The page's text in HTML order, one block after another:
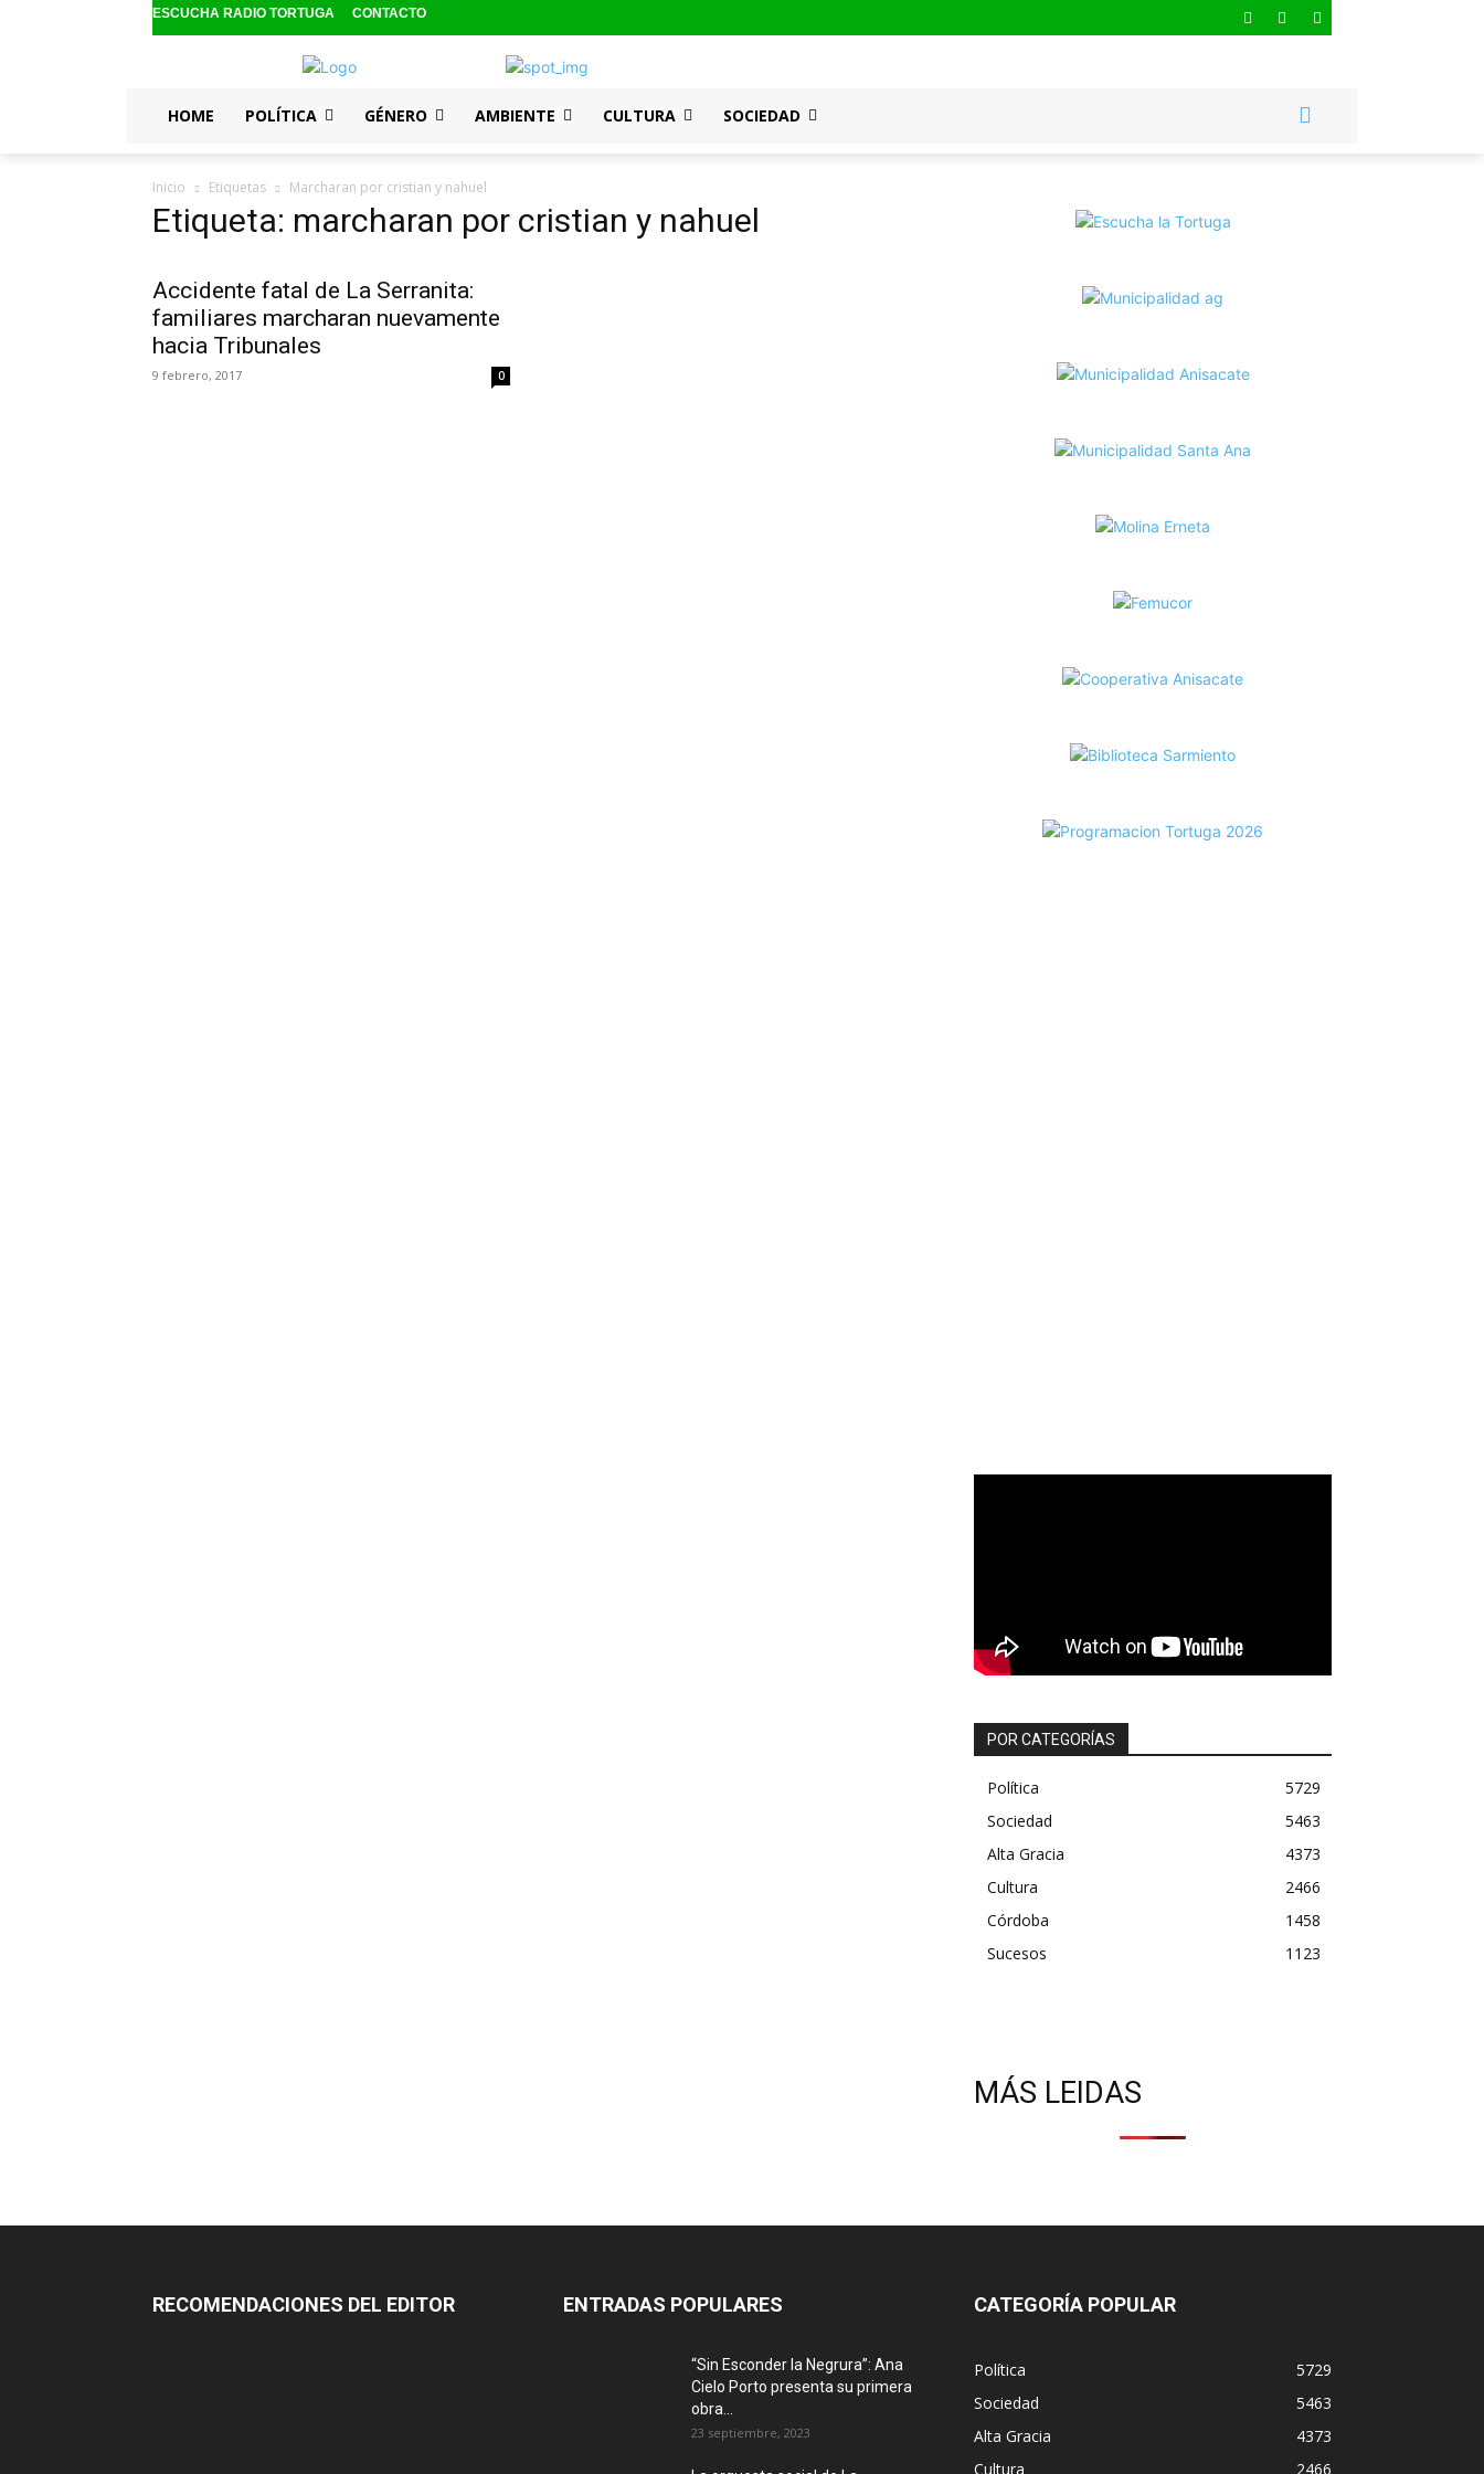
ESCUCHA RADIO TORTUGA CONTACTO
HOME POLÍTICA GÉNERO AMBIENTE CULTURA SOCIEDAD
Inicio Etiquetas Marcharan por cristian y nahuel
Etiqueta: marcharan por cristian y nahuel
Accidente fatal de La Serranita:
familiares marcharan nuevamente
hacia Tribunales
9 febrero, 2017 0
POR CATEGORÍAS
Política
5729
Sociedad
5463
Alta Gracia
4373
Cultura
2466
Córdoba
1458
Sucesos
1123
MÁS LEIDAS
RECOMENDACIONES DEL EDITOR ENTRADAS POPULARES
“Sin Esconder la Negrura”: Ana
Cielo Porto presenta su primera
obra...
23 septiembre, 2023
CATEGORÍA POPULAR
Política
5729
Sociedad
5463
Alta Gracia
4373
Cultura
2466